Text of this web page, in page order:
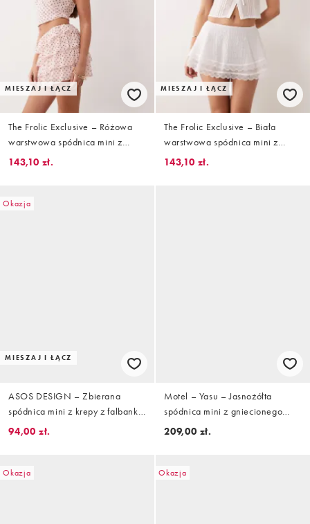
MIESZAJ I ŁĄCZ
The Frolic Exclusive – Różowa
warstwowa spódnica mini z
falbanką w groszki
143,10 zł.
MIESZAJ I ŁĄCZ
The Frolic Exclusive – Biała
warstwowa spódnica mini z
falbanką i koronkowym
143,10 zł.
Okazja
MIESZAJ I ŁĄCZ
ASOS DESIGN – Zbierana
spódnica mini z krepy z falbanką
w kwiatowy wzór, część zestawu
94,00 zł.
Motel – Yasu – Jasnożółta
spódnica mini z gniecionego
materiału, z koronką
209,00 zł.
Okazja Okazja